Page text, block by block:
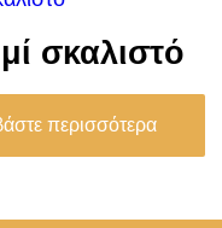
σκαλιστό
περισσότερα